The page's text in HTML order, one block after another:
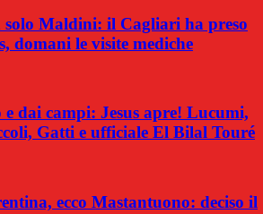
Maldini: il Cagliari ha preso
domani le visite mediche
dai campi: Jesus apre! Lucumi,
Gatti e ufficiale El Bilal Touré
ecco Mastantuono: deciso il